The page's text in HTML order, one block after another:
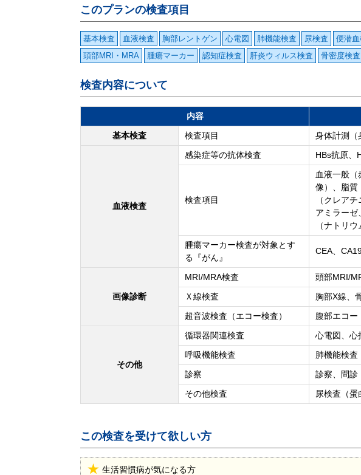
このプランの検査項目
基本検査 血液検査 胸部レントゲン 心電図 肺機能検査 尿検査 便潜
頭部MRI・MRA
腫瘍マーカー 認知症検査 肝炎ウィルス検査 骨密度検査
検査内容について
内容
基本検査
検査項目 身体計測（
血液検査
感染症等の抗体検査 HBs抗原、
検査項目
血液一般
像）、脂質
（クレア
アミラーゼ
（ナトリ
腫瘍マーカー検査が対象とす
る『がん』
CEA、
画像診断
MRI/MRA検査
頭部MRI/
Ｘ線検査
胸部X線、
超音波検査（エコー検査）
腹部エコー
その他
循環器関連検査
心電図、心
呼吸機能検査
肺機能検査
診察
診察、問診
その他検査
尿検査（
この検査を受けて欲しい方
生活習慣病が気になる方